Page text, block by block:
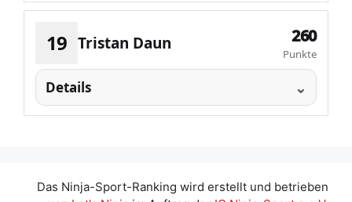
19 Tristan Daun 260
Punkte
Details
Das Ninja-Sport-Ranking wird erstellt und betrieben